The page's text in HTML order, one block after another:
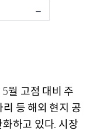
5월 고점 대비 주
리 등 해외 현지 공
화하고 있다.시장